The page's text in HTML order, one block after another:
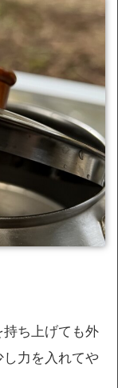
ち上げても外
力を入れてや